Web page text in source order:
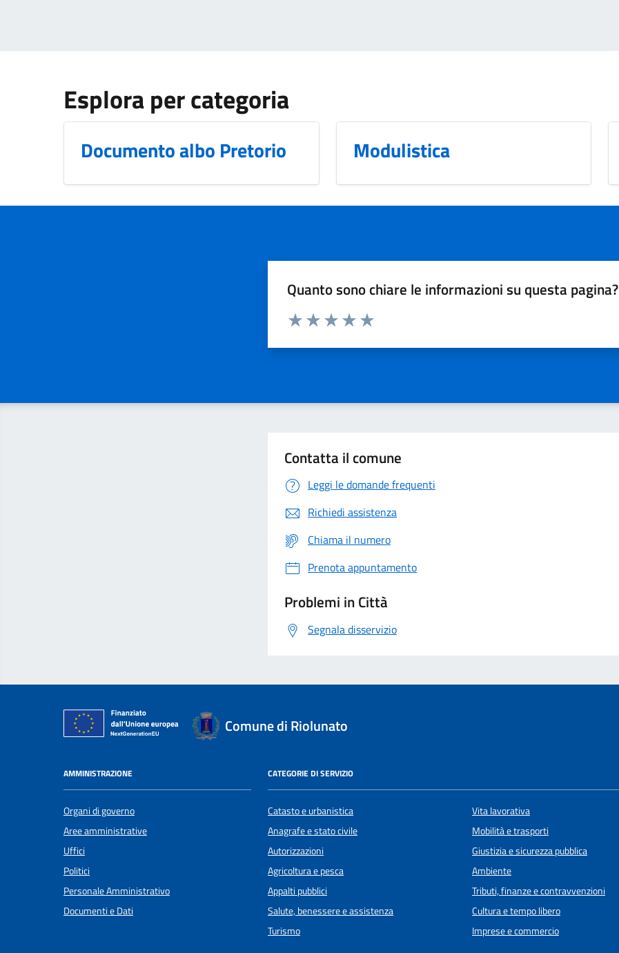
Esplora per categoria
Documento albo Pretorio Modulistica
Quanto sono chiare le informazioni su questa pagina?
Domanda
Valuta da 1 a 5 stelle la pagina
Contatta il comune
Leggi le domande frequenti
Richiedi assistenza
Chiama il numero
Prenota appuntamento
Problemi in Città
Segnala disservizio
Comune di Riolunato
AMMINISTRAZIONE
Organi di governo
Aree amministrative
Uffici
Politici
Personale Amministrativo
Documenti e Dati
CATEGORIE DI SERVIZIO
Catasto e urbanistica
Anagrafe e stato civile
Autorizzazioni
Agricoltura e pesca
Appalti pubblici
Salute, benessere e assistenza
Turismo
Vita lavorativa
Mobilità e trasporti
Giustizia e sicurezza pubblica
Ambiente
Tributi, finanze e contravvenzioni
Cultura e tempo libero
Imprese e commercio